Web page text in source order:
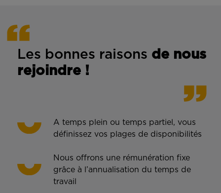
Les bonnes raisons de nous
rejoindre !
A temps plein ou temps partiel, vous
définissez vos plages de disponibilités
Nous offrons une rémunération fixe
grâce à l’annualisation du temps de
travail